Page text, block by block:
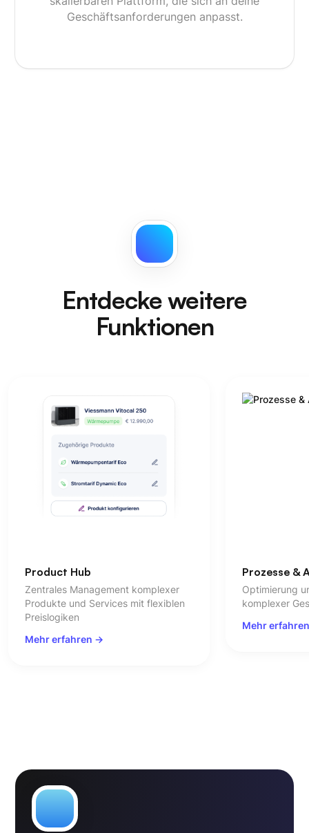
Geschäftsanforderungen anpasst.
Entdecke weitere
Funktionen
Hub
Management komplexer
und Services mit flexiblen
->
Prozesse &
Optimierung und
komplexer
Mehr erfahren ->